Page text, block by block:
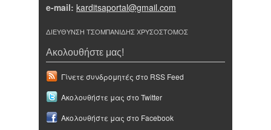
e-mail: karditsaportal@gmail.com
ΔΙΕΥΘΥΝΣΗ ΤΣΟΜΠΑΝΙΔΗΣ ΧΡΥΣΟΣΤΟΜΟΣ
Ακολουθήστε μας!
Γίνετε συνδρομητές στο RSS Feed
Ακολουθήστε μας στο Twitter
Ακολουθήστε μας στο Facebook